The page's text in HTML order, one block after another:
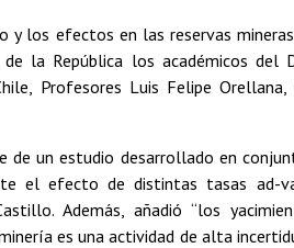
los efectos en las reservas
la República los académicos del
Profesores Luis Felipe
de un estudio desarrollado en
el efecto de distintas tasas ad-
Además, añadió “los
es una actividad de alta